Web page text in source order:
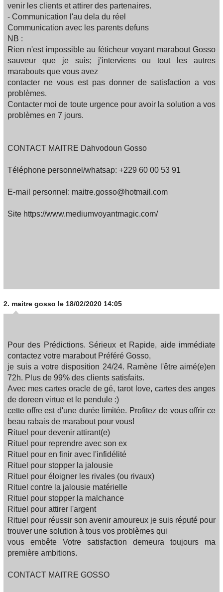
venir les clients et attirer des partenaires.
- Communication l'au dela du réel
Communication avec les parents defuns
NB :
Rien n'est impossible au féticheur voyant marabout Gosso
sauveur que je suis; j'interviens ou tout les autres
marabouts que vous avez
contacter ne vous est pas donner de satisfaction a vos
problèmes.
Contacter moi de toute urgence pour avoir la solution a vos
problèmes en 7 jours.
CONTACT MAITRE Dahvodoun Gosso
Téléphone personnel/whatsap: +229 60 00 53 91
E-mail personnel: maitre.gosso@hotmail.com
Site https://www.mediumvoyantmagic.com/
2. maitre gosso le 18/02/2020 14:05
Pour des Prédictions. Sérieux et Rapide, aide immédiate
contactez votre marabout Préféré Gosso,
je suis a votre disposition 24/24. Ramène l'être aimé(e)en
72h. Plus de 99% des clients satisfaits.
Avec mes cartes oracle de gé, tarot love, cartes des anges
de doreen virtue et le pendule :)
cette offre est d'une durée limitée. Profitez de vous offrir ce
beau rabais de marabout pour vous!
Rituel pour devenir attirant(e)
Rituel pour reprendre avec son ex
Rituel pour en finir avec l'infidélité
Rituel pour stopper la jalousie
Rituel pour éloigner les rivales (ou rivaux)
Rituel contre la jalousie matérielle
Rituel pour stopper la malchance
Rituel pour attirer l'argent
Rituel pour réussir son avenir amoureux je suis réputé pour
trouver une solution à tous vos problèmes qui
vous embête Votre satisfaction demeura toujours ma
première ambitions.
CONTACT MAITRE GOSSO